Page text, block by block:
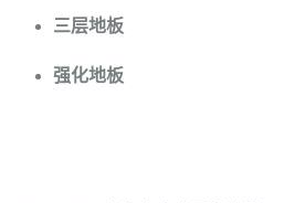
三层地板
强化地板